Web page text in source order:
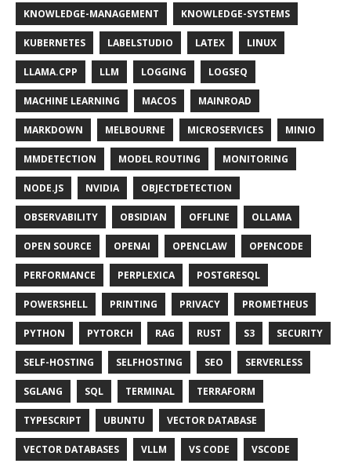
KNOWLEDGE-MANAGEMENT KNOWLEDGE-SYSTEMS
KUBERNETES LABELSTUDIO LATEX LINUX
LLAMA.CPP LLM LOGGING LOGSEQ
MACHINE LEARNING MACOS MAINROAD
MARKDOWN MELBOURNE MICROSERVICES MINIO
MMDETECTION MODEL ROUTING MONITORING
NODE.JS NVIDIA OBJECTDETECTION
OBSERVABILITY OBSIDIAN OFFLINE OLLAMA
OPEN SOURCE OPENAI OPENCLAW OPENCODE
PERFORMANCE PERPLEXICA POSTGRESQL
POWERSHELL PRINTING PRIVACY PROMETHEUS
PYTHON PYTORCH RAG RUST S3 SECURITY
SELF-HOSTING SELFHOSTING SEO SERVERLESS
SGLANG SQL TERMINAL TERRAFORM
TYPESCRIPT UBUNTU VECTOR DATABASE
VECTOR DATABASES VLLM VS CODE VSCODE